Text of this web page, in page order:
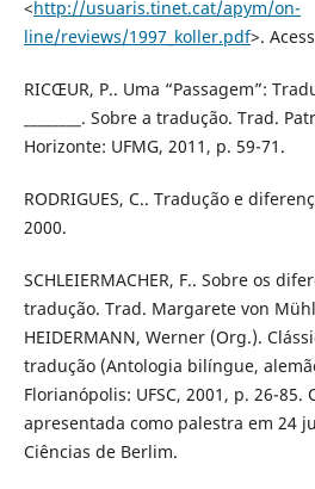
<http://usuaris.tinet.cat/apym/on-
line/reviews/1997_koller.pdf>.
RICŒUR, P.. Uma “Passagem”:
________. Sobre a tradução. Trad.
Horizonte: UFMG, 2011, p. 59-71.
RODRIGUES, C.. Tradução e
2000.
SCHLEIERMACHER, F.. Sobre os
tradução. Trad. Margarete von
HEIDERMANN, Werner (Org.).
tradução (Antologia bilíngue,
Florianópolis: UFSC, 2001, p. 26-
apresentada como palestra em 24
Ciências de Berlim.